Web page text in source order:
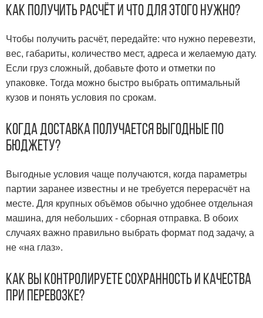
Как получить расчёт и что для этого нужно?
Чтобы получить расчёт, передайте: что нужно перевезти,
вес, габариты, количество мест, адреса и желаемую дату.
Если груз сложный, добавьте фото и отметки по
упаковке. Тогда можно быстро выбрать оптимальный
кузов и понять условия по срокам.
Когда доставка получается выгодные по
бюджету?
Выгодные условия чаще получаются, когда параметры
партии заранее известны и не требуется перерасчёт на
месте. Для крупных объёмов обычно удобнее отдельная
машина, для небольших - сборная отправка. В обоих
случаях важно правильно выбрать формат под задачу, а
не «на глаз».
Как вы контролируете сохранность и качества
при перевозке?